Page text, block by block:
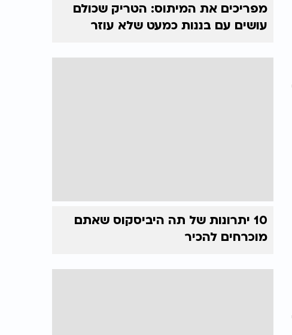
מפריכים את המיתוס: הטריק שכולם
עושים עם בננות כמעט שלא עוזר
10 יתרונות של תה היביסקוס שאתם
מוכרחים להכיר